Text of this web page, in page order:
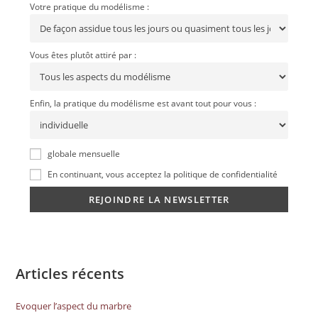
Votre pratique du modélisme :
Vous êtes plutôt attiré par :
Enfin, la pratique du modélisme est avant tout pour vous :
globale mensuelle
En continuant, vous acceptez la politique de confidentialité
Articles récents
Evoquer l’aspect du marbre